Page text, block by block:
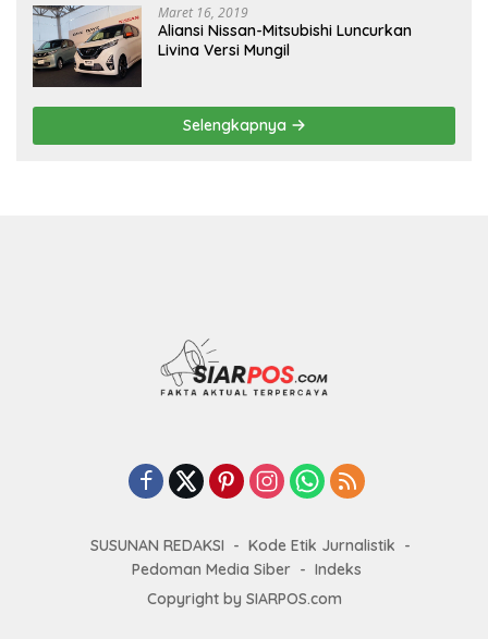
Maret 16, 2019
Aliansi Nissan-Mitsubishi Luncurkan
Livina Versi Mungil
Selengkapnya
SUSUNAN REDAKSI
Kode Etik Jurnalistik
Pedoman Media Siber
Indeks
Copyright by SIARPOS.com